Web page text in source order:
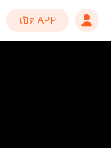
เปิด APP